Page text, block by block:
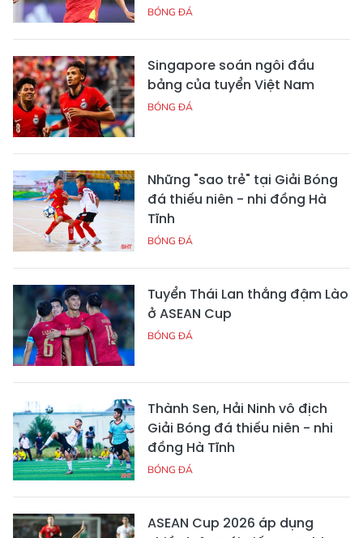
BÓNG ĐÁ
Singapore soán ngôi đầu
bảng của tuyển Việt Nam
BÓNG ĐÁ
Những "sao trẻ" tại Giải Bóng
đá thiếu niên - nhi đồng Hà
Tĩnh
BÓNG ĐÁ
Tuyển Thái Lan thắng đậm Lào
ở ASEAN Cup
BÓNG ĐÁ
Thành Sen, Hải Ninh vô địch
Giải Bóng đá thiếu niên - nhi
đồng Hà Tĩnh
BÓNG ĐÁ
ASEAN Cup 2026 áp dụng